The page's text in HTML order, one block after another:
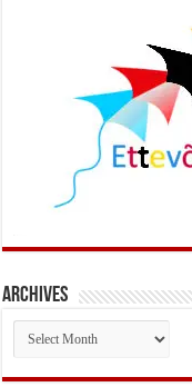
Archives
Archives